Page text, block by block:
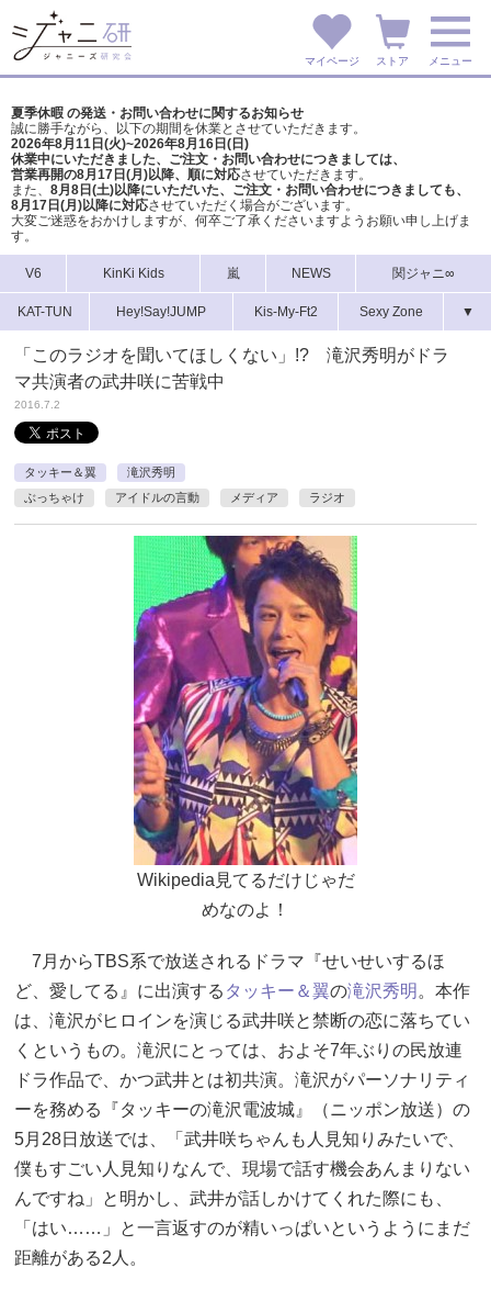
マイページ ストア メニュー
夏季休暇 の発送・お問い合わせに関するお知らせ
誠に勝手ながら、以下の期間を休業とさせていただきます。
2026年8月11日(火)~2026年8月16日(日)
休業中にいただきました、ご注文・お問い合わせにつきましては、
営業再開の8月17日(月)以降、順に対応させていただきます。
また、 8月8日(土)以降にいただいた、ご注文・ お問い合わせにつきましても、
8月17日(月)以降に対応させていただく場合がございます。
大変ご迷惑をおかけしますが、 何卒ご了承くださいますようお願い申し上げま
す。
V6 KinKi Kids 嵐 NEWS 関ジャニ∞
KAT-TUN Hey!Say!JUMP Kis-My-Ft2 Sexy Zone ▼
「このラジオを聞いてほしくない」!? 滝沢秀明がドラ
マ共演者の武井咲に苦戦中
2016.7.2
タッキー＆翼
滝沢秀明
ぶっちゃけ
アイドルの言動 メディア ラジオ
Wikipedia見てるだけじゃだ
めなのよ！
7月からTBS系で放送されるドラマ『せいせいするほ
ど、愛してる』に出演する タッキー＆翼の滝沢秀明 。本作
は、滝沢がヒロインを演じる武井咲と禁断の恋に落ちてい
くというもの。滝沢にとっては、およそ7年ぶりの民放連
ドラ作品で、かつ武井とは初共演。滝沢がパーソナリティ
ーを務める『タッキーの滝沢電波城』（ニッポン放送）の
5月28日放送では、「武井咲ちゃんも人見知りみたいで、
僕もすごい人見知りなんで、現場で話す機会あんまりない
んですね」と明かし、武井が話しかけてくれた際にも、
「はい……」と一言返すのが精いっぱいというようにまだ
距離がある2人。